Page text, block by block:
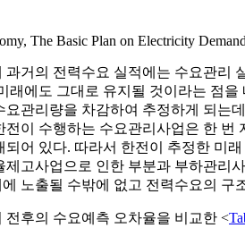
The Basic Plan on Electricity
거의 전력수요 실적에는 수요관리
에도 그대로 유지될 것이라는 점
관리량을 차감하여 추정하게 되는
이 수행하는 수요관리사업은 한
어 있다. 따라서 한전이 추정한 미
고사업으로 인한 부분과 부하관리
노출될 수밖에 없고 전력수요의 구
후의 수요예측 오차율을 비교한 <